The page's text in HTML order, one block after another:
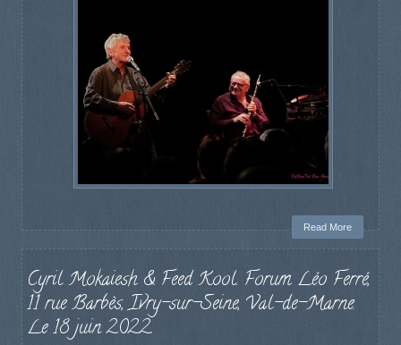
Read More
Cyril Mokaiesh & Feed Kool. Forum Léo Ferré,
11 rue Barbès, Ivry-sur-Seine, Val-de-Marne.
Le 18 juin 2022.